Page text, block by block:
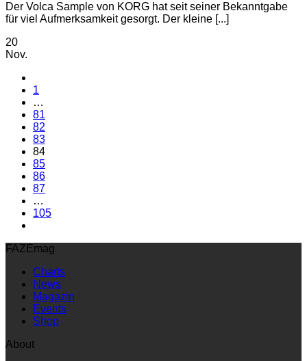
Der Volca Sample von KORG hat seit seiner Bekanntgabe
für viel Aufmerksamkeit gesorgt. Der kleine [...]
20
Nov.
1
…
81
82
83
84
85
86
87
…
105
FAZEmag
Charts
News
Magazin
Events
Shop
About